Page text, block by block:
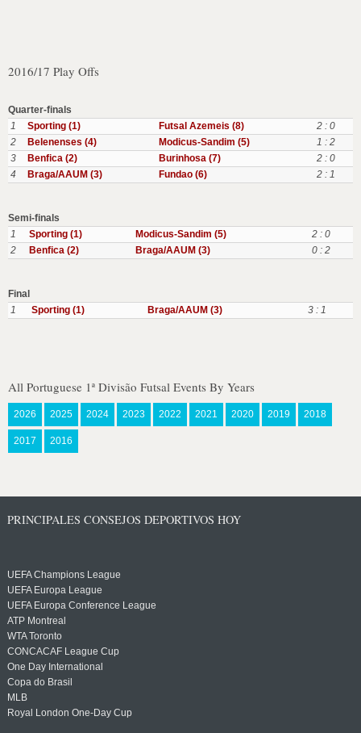
2016/17 Play Offs
Quarter-finals
1
Sporting (1) Futsal Azemeis (8)
2 : 0
2
Belenenses (4) Modicus-Sandim (5)
1 : 2
3
Benfica (2) Burinhosa (7)
2 : 0
4
Braga/AAUM (3) Fundao (6) 2 : 1
Semi-finals
1
Sporting (1) Modicus-Sandim (5)
2 : 0
2
Benfica (2) Braga/AAUM (3) 0 : 2
Final
1
Sporting (1) Braga/AAUM (3) 3 : 1
All Portuguese 1ª Divisão Futsal Events By Years
2026 2025 2024 2023 2022 2021 2020 2019 2018
2017 2016
PRINCIPALES CONSEJOS DEPORTIVOS HOY
UEFA Champions League
UEFA Europa League
UEFA Europa Conference League
ATP Montreal
WTA Toronto
CONCACAF League Cup
One Day International
Copa do Brasil
MLB
Royal London One-Day Cup